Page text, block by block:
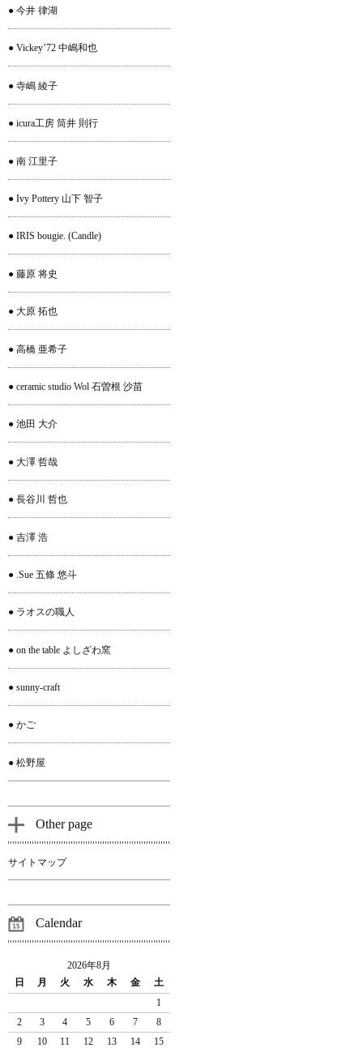
● 今井 律湖
● Vickey’72 中嶋和也
● 寺嶋 綾子
● icura工房 筒井 則行
● 南 江里子
● Ivy Pottery 山下 智子
● IRIS bougie. (Candle)
● 藤原 将史
● 大原 拓也
● 高橋 亜希子
● ceramic studio Wol 石曽根 沙苗
● 池田 大介
● 大澤 哲哉
● 長谷川 哲也
● 吉澤 浩
● .Sue 五條 悠斗
● ラオスの職人
● on the table よしざわ窯
● sunny-craft
● かご
● 松野屋
Other page
サイトマップ
Calendar
2026年8月
日
月 火 水 木 金
土
1
2
3 4 5 6 7
8
9
10 11 12 13 14
15